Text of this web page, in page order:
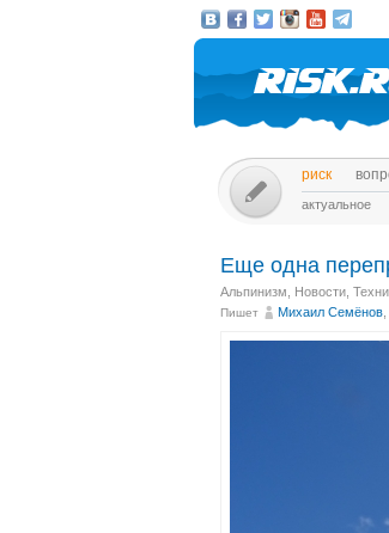
риск
актуальное
Еще одна
Альпинизм Новости
Пишет Михаил Cемёнов